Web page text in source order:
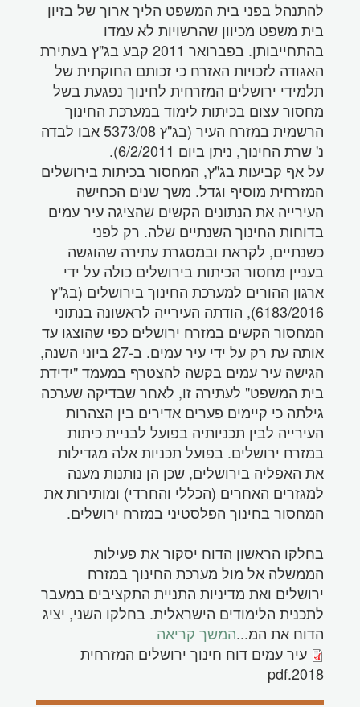
להתנהל בפני בית המשפט הליך ארוך של בזיון
בית משפט מכיוון שהרשויות לא עמדו
בהתחייבותן. בפברואר 2011 קבע בג"ץ בעתירת
האגודה לזכויות האזרח כי זכותם החוקתית של
תלמידי ירושלים המזרחית לחינוך נפגעת בשל
מחסור עצום בכיתות לימוד במערכת החינוך
הרשמית במזרח העיר (בג"ץ 5373/08 אבו לבדה
נ' שרת החינוך, ניתן ביום 6/2/2011).
על אף קביעות בג"ץ, המחסור בכיתות בירושלים
המזרחית מוסיף וגדל. משך שנים הכחישה
העירייה את הנתונים הקשים שהציגה עיר עמים
בדוחות החינוך השנתיים שלה. רק לפני
כשנתיים, לקראת ובמסגרת עתירה שהוגשה
בעניין מחסור הכיתות בירושלים כולה על ידי
ארגון ההורים למערכת החינוך בירושלים (בג"ץ
6183/2016), הודתה העירייה לראשונה בנתוני
המחסור הקשים במזרח ירושלים כפי שהוצגו עד
אותה עת רק על ידי עיר עמים. ב-27 ביוני השנה,
הגישה עיר עמים בקשה להצטרף במעמד "ידידת
בית המשפט" לעתירה זו, לאחר שבדיקה שערכה
גילתה כי קיימים פערים אדירים בין הצהרות
העירייה לבין תכניותיה בפועל לבניית כיתות
במזרח ירושלים. בפועל תכניות אלה מגדילות
את האפליה בירושלים, שכן הן נותנות מענה
למגזרים האחרים (הכללי והחרדי) ומותירות את
המחסור בחינוך הפלסטיני במזרח ירושלים.
בחלקו הראשון הדוח יסקור את פעילות
הממשלה אל מול מערכת החינוך במזרח
ירושלים ואת מדיניות התניית התקציבים במעבר
לתכנית הלימודים הישראלית. בחלקו השני, יציג
הדוח את המ...המשך קריאה
עיר עמים דוח חינוך ירושלים המזרחית
2018.pdf